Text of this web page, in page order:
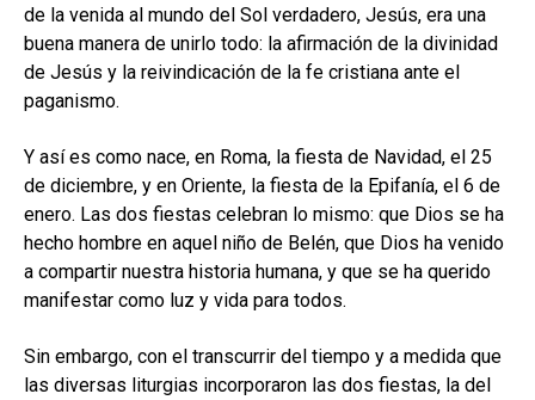
de la venida al mundo del Sol verdadero, Jesús, era una
buena manera de unirlo todo: la afirmación de la divinidad
de Jesús y la reivindicación de la fe cristiana ante el
paganismo.
Y así es como nace, en Roma, la fiesta de Navidad, el 25
de diciembre, y en Oriente, la fiesta de la Epifanía, el 6 de
enero. Las dos fiestas celebran lo mismo: que Dios se ha
hecho hombre en aquel niño de Belén, que Dios ha venido
a compartir nuestra historia humana, y que se ha querido
manifestar como luz y vida para todos.
Sin embargo, con el transcurrir del tiempo y a medida que
las diversas liturgias incorporaron las dos fiestas, la del